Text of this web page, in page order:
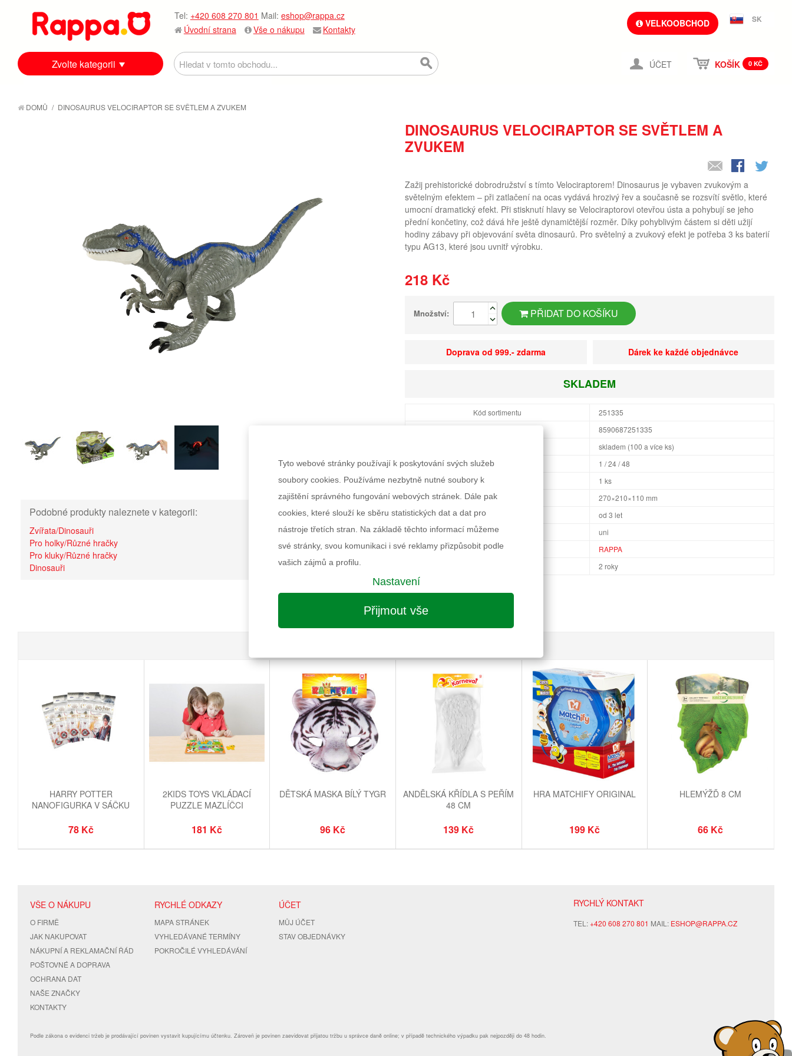
Tel: +420 608 270 801 Mail: eshop@rappa.cz
Úvodní strana
Vše o nákupu Kontakty
VELKOOBCHOD SK
ÚČET KOŠÍK 0 KČ
Zvolte kategorii
DOMŮ / DINOSAURUS VELOCIRAPTOR SE SVĚTLEM A ZVUKEM
Podobné produkty naleznete v kategorii:
Zvířata/Dinosauři
Pro holky/Různé hračky
Pro kluky/Různé hračky
Dinosauři
DINOSAURUS VELOCIRAPTOR SE SVĚTLEM A
ZVUKEM
Zažij prehistorické dobrodružství s tímto Velociraptorem! Dinosaurus je vybaven zvukovým a
světelným efektem – při zatlačení na ocas vydává hrozivý řev a současně se rozsvítí světlo, které
umocní dramatický efekt. Při stisknutí hlavy se Velociraptorovi otevřou ústa a pohybují se jeho
přední končetiny, což dává hře ještě dynamičtější rozměr. Díky pohyblivým částem si děti užijí
hodiny zábavy při objevování světa dinosaurů. Pro světelný a zvukový efekt je potřeba 3 ks baterií
typu AG13, které jsou uvnitř výrobku.
218 Kč
Množství: PŘIDAT DO KOŠÍKU
Doprava od 999.- zdarma Dárek ke každé objednávce
SKLADEM
Kód sortimentu
251335
8590687251335
skladem (100 a více ks)
Balení
1 / 24 / 48
Minimální odběr
1 ks
Rozměry balení Š×V×H
270×210×110 mm
Doporučený věk
od 3 let
Pohlaví
uni
Výrobce
RAPPA
2 roky
Informace k výrobku
HARRY POTTER
NANOFIGURKA V SÁČKU
78 Kč
2KIDS TOYS VKLÁDACÍ
PUZZLE MAZLÍČCI
181 Kč
DĚTSKÁ MASKA BÍLÝ TYGR
96 Kč
ANDĚLSKÁ KŘÍDLA S PEŘÍM
48 CM
139 Kč
HRA MATCHIFY ORIGINAL
199 Kč
HLEMÝŽĎ 8 CM
66 Kč
RYCHLÝ KONTAKT
TEL:+420 608 270 801 MAIL: ESHOP@RAPPA.CZ
VŠE O NÁKUPU
O FIRMĚ
JAK NAKUPOVAT
NÁKUPNÍ A REKLAMAČNÍ ŘÁD
POŠTOVNÉ A DOPRAVA
OCHRANA DAT
NAŠE ZNAČKY
KONTAKTY
RYCHLÉ ODKAZY
MAPA STRÁNEK
VYHLEDÁVANÉ TERMÍNY
POKROČILÉ VYHLEDÁVÁNÍ
ÚČET
MŮJ ÚČET
STAV OBJEDNÁVKY
Podle zákona o evidenci tržeb je prodávající povinen vystavit kupujícímu účtenku. Zároveň je povinen zaevidovat přijatou tržbu u správce daně online; v případě technického výpadku pak nejpozději do 48 hodin.
Tyto webové stránky používají k poskytování svých služeb
soubory cookies. Používáme nezbytně nutné soubory k
zajištění správného fungování webových stránek. Dále pak
cookies, které slouží ke sběru statistických dat a dat pro
nástroje třetích stran. Na základě těchto informací můžeme
své stránky, svou komunikaci i své reklamy přizpůsobit podle
vašich zájmů a profilu.
Nastavení
Přijmout vše